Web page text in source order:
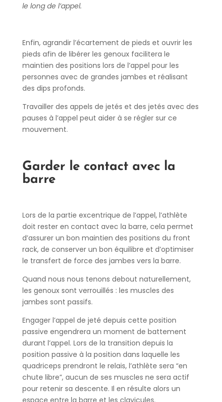
le long de l’appel.
Enfin, agrandir l’écartement de pieds et ouvrir les
pieds afin de libérer les genoux facilitera le
maintien des positions lors de l’appel pour les
personnes avec de grandes jambes et réalisant
des dips profonds.
Travailler des appels de jetés et des jetés avec des
pauses à l’appel peut aider à se régler sur ce
mouvement.
Garder le contact avec la
barre
Lors de la partie excentrique de l’appel, l’athlète
doit rester en contact avec la barre, cela permet
d’assurer un bon maintien des positions du front
rack, de conserver un bon équilibre et d’optimiser
le transfert de force des jambes vers la barre.
Quand nous nous tenons debout naturellement,
les genoux sont verrouillés : les muscles des
jambes sont passifs.
Engager l’appel de jeté depuis cette position
passive engendrera un moment de battement
durant l’appel. Lors de la transition depuis la
position passive à la position dans laquelle les
quadriceps prendront le relais, l’athlète sera “en
chute libre”, aucun de ses muscles ne sera actif
pour retenir sa descente. Il en résulte alors un
espace entre la barre et les clavicules.